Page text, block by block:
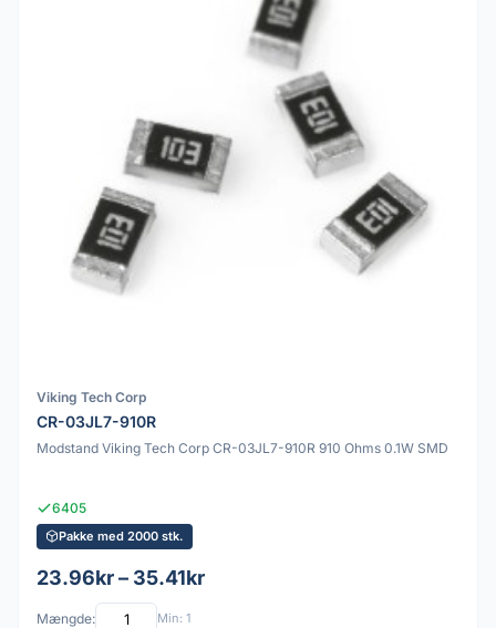
Viking Tech Corp
CR-03JL7-910R
Modstand Viking Tech Corp CR-03JL7-910R 910 Ohms 0.1W SMD
6405
Pakke med 2000 stk.
23.96kr – 35.41kr
Mængde: Min: 1